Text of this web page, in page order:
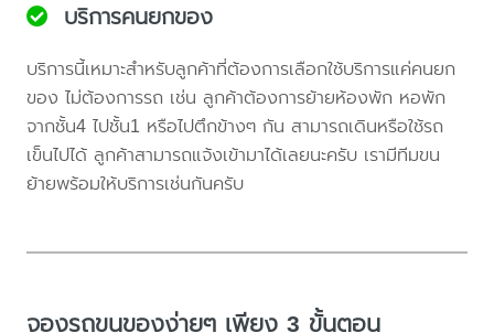
บริการคนยกของ
บริการนี้เหมาะสำหรับลูกค้าที่ต้องการเลือกใช้บริการแค่คนยก
ของ ไม่ต้องการรถ เช่น ลูกค้าต้องการย้ายห้องพัก หอพัก
จากชั้น4 ไปชั้น1 หรือไปตึกข้างๆ กัน สามารถเดินหรือใช้รถ
เข็นไปได้ ลูกค้าสามารถแจ้งเข้ามาได้เลยนะครับ เรามีทีมขน
ย้ายพร้อมให้บริการเช่นกันครับ
จองรถขนของง่ายๆ เพียง 3 ขั้นตอน